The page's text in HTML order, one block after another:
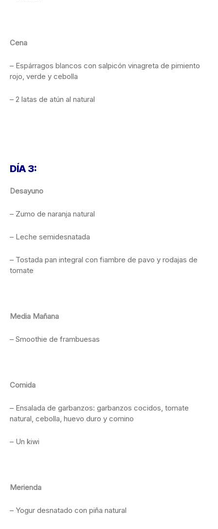
Cena
– Espárragos blancos con salpicón vinagreta de pimiento
rojo, verde y cebolla
– 2 latas de atún al natural
DÍA 3:
Desayuno
– Zumo de naranja natural
– Leche semidesnatada
– Tostada pan integral con fiambre de pavo y rodajas de
tomate
Media Mañana
– Smoothie de frambuesas
Comida
– Ensalada de garbanzos: garbanzos cocidos, tomate
natural, cebolla, huevo duro y comino
– Un kiwi
Merienda
– Yogur desnatado con piña natural